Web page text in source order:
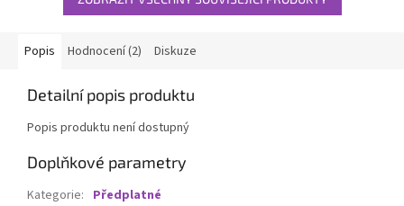
Popis Hodnocení (2) Diskuze
Detailní popis produktu
Popis produktu není dostupný
Doplňkové parametry
Kategorie: Předplatné